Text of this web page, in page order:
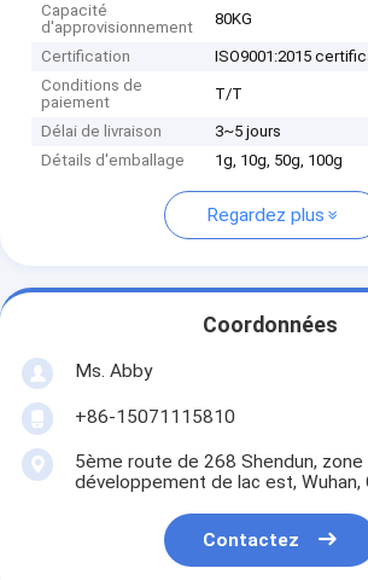
Capacité
d'approvisionnement
80KG
Certification
ISO9001:2015
Conditions de
paiement
T/T
Délai de livraison
3~5 jours
Détails d'emballage
1g, 10g, 50g, 100g
Regardez plus
Coordonnées
Ms. Abby
+86-15071115810
5ème route de 268 Shendun,
développement de lac est, Wuhan,
Contactez